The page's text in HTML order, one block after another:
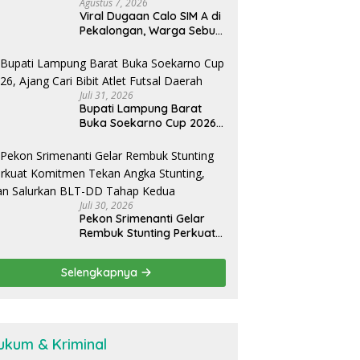
Agustus 7, 2026
Viral Dugaan Calo SIM A di
Pekalongan, Warga Sebut
Juli 31, 2026
Bupati Lampung Barat
Buka Soekarno Cup 2026,
Daerah
Juli 30, 2026
Pekon Srimenanti Gelar
Rembuk Stunting Perkuat
Stunting, Dan Salurkan
BLT-DD Tahap Kedua
Selengkapnya
& Kriminal